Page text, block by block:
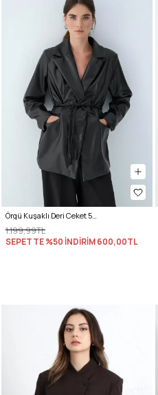
Örgü Kuşaklı Deri Ceket 51007 - SİYAH
1.199,99TL
SEPETTE %50 İNDİRİM600,00TL